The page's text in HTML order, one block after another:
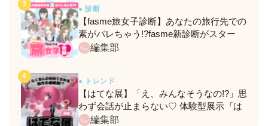
● 診断
【fasme旅女子診断】あなたの旅行先での
素がバレちゃう!?fasme新診断がスター
ト！編集部
● トレンド
【はてな展】「え、みんなそうなの!?」思
わず会話が止まらない♡ 体験型展示『は
てな展』に行ってきたレポ
編集部